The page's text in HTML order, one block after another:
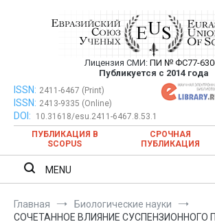
Евразийский Союз
публикация научных
ежемесячном
Лицензия СМИ: ПИ № ФС77-
Публикуется с 2014 года
Евразийский Союз Ученых — публикация
ежемесячном научном
ISSN: 2411-6467 (Print)
ISSN: 2413-9335 (Online)
DOI:
10.31618/esu.2411-6467.8.53.1
ПУБЛИКАЦИЯ В
SCOPUS
СРОЧНАЯ
ПУБЛИКАЦИЯ
MENU
Главная
Биологические науки
СОЧЕТАННОЕ ВЛИЯНИЕ СУСПЕНЗИОННОГО